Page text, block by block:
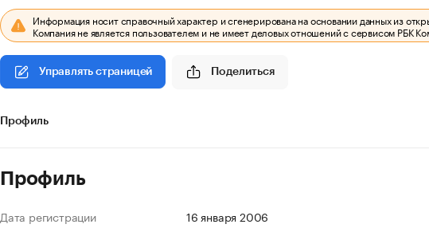
Информация носит справочный характер и сгенерирована на основании данных из
Компания не является пользователем и не имеет деловых отношений с сервисом РБК
Управлять страницей Поделиться
Профиль
Профиль
Дата регистрации
16 января 2006